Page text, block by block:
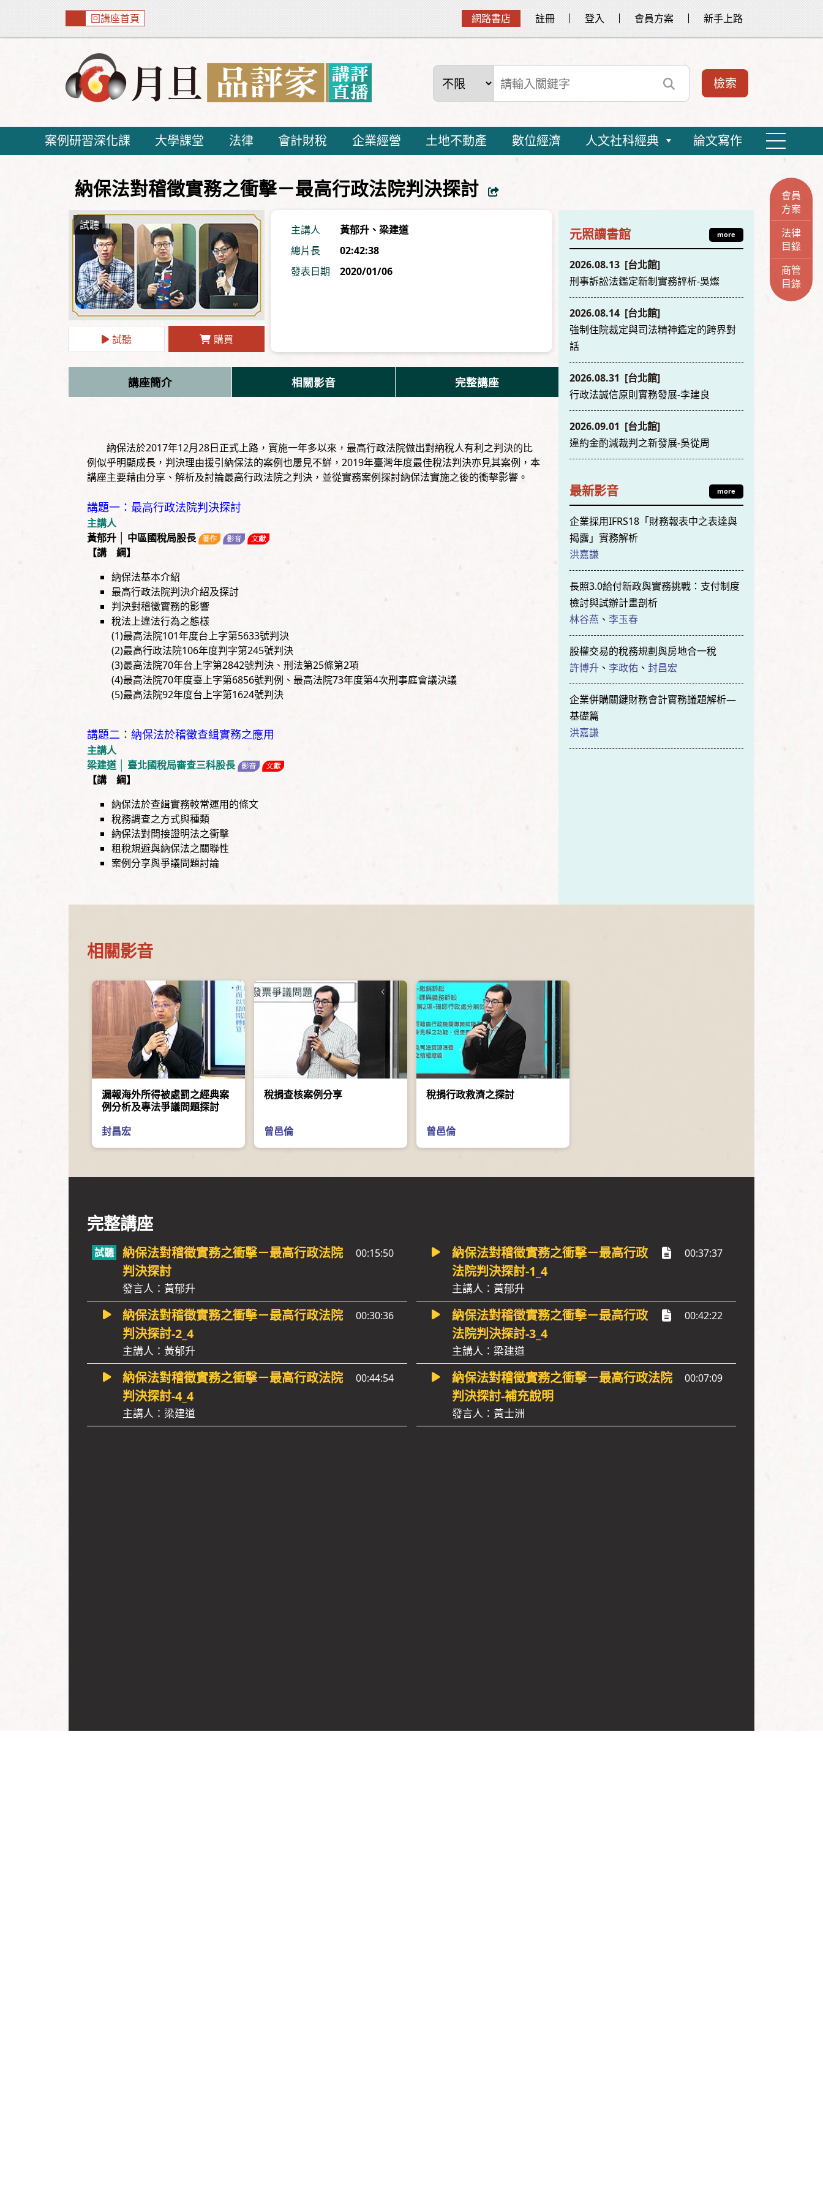
回講座首頁 網路書店 註冊 登入 會員方案 新手上路
案例研習深化課 大學課堂 法律 會計財稅 企業經營 土地不動產 數位經濟 人文社科經典 論文寫作
納保法對稽徵實務之衝擊－最高行政法院判決探討
試聽 購買
主講人 黃郁升 、 梁建道
總片長
02:42:38
發表日期
2020/01/06
講座簡介 相關影音 完整講座
納保法於2017年12月28日正式上路，實施一年多以來，最高行政法院做出對納稅人有利之判決的比
例似乎明顯成長，判決理由援引納保法的案例也屢見不鮮，2019年臺灣年度最佳稅法判決亦見其案例，本
講座主要藉由分享、解析及討論最高行政法院之判決，並從實務案例探討納保法實施之後的衝擊影響。
講題一：最高行政法院判決探討
主講人
黃郁升 │ 中區國稅局股長
【講 綱】
納保法基本介紹
最高行政法院判決介紹及探討
判決對稽徵實務的影響
稅法上違法行為之態樣
(1)最高法院101年度台上字第5633號判決
(2)最高行政法院106年度判字第245號判決
(3)最高法院70年台上字第2842號判決、刑法第25條第2項
(4)最高法院70年度臺上字第6856號判例、最高法院73年度第4次刑事庭會議決議
(5)最高法院92年度台上字第1624號判決
講題二：納保法於稽徵查緝實務之應用
主講人
梁建道 │ 臺北國稅局審查三科股長
【講 綱】
納保法於查緝實務較常運用的條文
稅務調查之方式與種類
納保法對間接證明法之衝擊
租稅規避與納保法之關聯性
案例分享與爭議問題討論
元照讀書館 more
2026.08.13 [台北館]
刑事訴訟法鑑定新制實務評析-吳燦
2026.08.14 [台北館]
強制住院裁定與司法精神鑑定的跨界對
話
2026.08.31 [台北館]
行政法誠信原則實務發展-李建良
2026.09.01 [台北館]
違約金酌減裁判之新發展-吳從周
最新影音 more
企業採用IFRS18「財務報表中之表達與
揭露」實務解析
洪嘉謙
長照3.0給付新政與實務挑戰：支付制度
檢討與試辦計畫剖析
林谷燕 、 李玉春
股權交易的稅務規劃與房地合一稅
許博升 、 李政佑 、 封昌宏
企業併購關鍵財務會計實務議題解析—
基礎篇
洪嘉謙
相關影音
漏報海外所得被處罰之經典案
例分析及專法爭議問題探討
封昌宏
稅捐查核案例分享
曾邑倫
稅捐行政救濟之探討
曾邑倫
完整講座
納保法對稽徵實務之衝擊－最高行政法院
判決探討
發言人：黃郁升
00:15:50
納保法對稽徵實務之衝擊－最高行政
法院判決探討-1_4
主講人：黃郁升
00:37:37
納保法對稽徵實務之衝擊－最高行政法院
判決探討-2_4
主講人：黃郁升
00:30:36
納保法對稽徵實務之衝擊－最高行政
法院判決探討-3_4
主講人：梁建道
00:42:22
納保法對稽徵實務之衝擊－最高行政法院
判決探討-4_4
主講人：梁建道
00:44:54
納保法對稽徵實務之衝擊－最高行政法院
判決探討-補充說明
發言人：黃士洲
00:07:09
會員
方案
法律
目錄
商管
目錄